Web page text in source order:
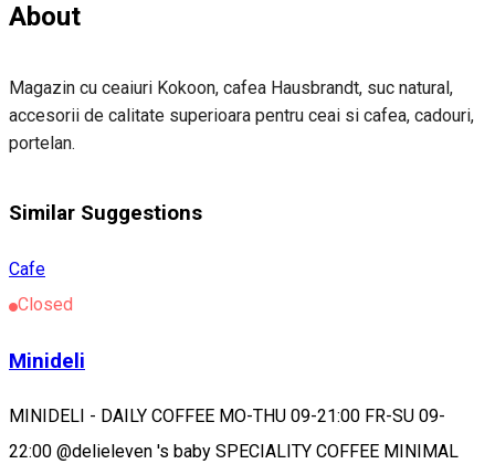
About
Magazin cu ceaiuri Kokoon, cafea Hausbrandt, suc natural,
accesorii de calitate superioara pentru ceai si cafea, cadouri,
portelan.
Similar Suggestions
Cafe
Closed
Minideli
MINIDELI - DAILY COFFEE MO-THU 09-21:00 FR-SU 09-
22:00 @delieleven 's baby SPECIALITY COFFEE MINIMAL